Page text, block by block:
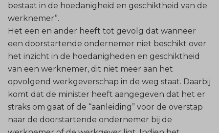
bestaat in de hoedanigheid en geschiktheid van de
werknemer”.
Het een en ander heeft tot gevolg dat wanneer
een doorstartende ondernemer niet beschikt over
het inzicht in de hoedanigheden en geschiktheid
van een werknemer, dit niet meer aan het
opvolgend werkgeverschap in de weg staat. Daarbij
komt dat de minister heeft aangegeven dat het er
straks om gaat of de “aanleiding” voor de overstap
naar de doorstartende ondernemer bij de